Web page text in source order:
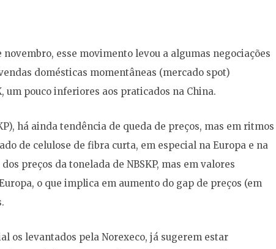
esse movimento levou a algumas negociações
domésticas momentâneas (mercado spot)
pouco inferiores aos praticados na China.
há ainda tendência de queda de preços, mas em ritmos
de celulose de fibra curta, em especial na Europa e na
preços da tonelada de NBSKP, mas em valores
o que implica em aumento do gap de preços (em
os levantados pela Norexeco, já sugerem estar